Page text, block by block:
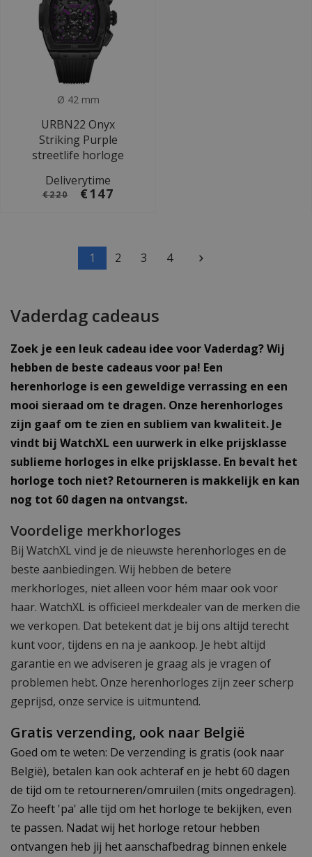
Ø 42 mm
URBN22 Onyx
Striking Purple
streetlife horloge
Deliverytime
€220 €147
1 2 3 4
Vaderdag cadeaus
Zoek je een leuk cadeau idee voor Vaderdag? Wij
hebben de beste cadeaus voor pa! Een
herenhorloge is een geweldige verrassing en een
mooi sieraad om te dragen. Onze herenhorloges
zijn gaaf om te zien en subliem van kwaliteit. Je
vindt bij WatchXL een uurwerk in elke prijsklasse
sublieme horloges in elke prijsklasse. En bevalt het
horloge toch niet? Retourneren is makkelijk en kan
nog tot 60 dagen na ontvangst.
Voordelige merkhorloges
Bij WatchXL vind je de nieuwste herenhorloges en de
beste aanbiedingen. Wij hebben de betere
merkhorloges, niet alleen voor hém maar ook voor
haar. WatchXL is officieel merkdealer van de merken die
we verkopen. Dat betekent dat je bij ons altijd terecht
kunt voor, tijdens en na je aankoop. Je hebt altijd
garantie en we adviseren je graag als je vragen of
problemen hebt. Onze herenhorloges zijn zeer scherp
geprijsd, onze service is uitmuntend.
Gratis verzending, ook naar België
Goed om te weten: De verzending is gratis (ook naar
België), betalen kan ook achteraf en je hebt 60 dagen
de tijd om te retourneren/omruilen (mits ongedragen).
Zo heeft 'pa' alle tijd om het horloge te bekijken, even
te passen. Nadat wij het horloge retour hebben
ontvangen heb jij het aanschafbedrag binnen enkele